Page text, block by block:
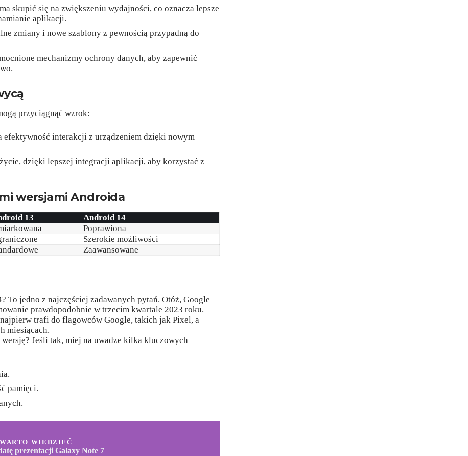
skupić się na zwiększeniu wydajności, co oznacza lepsze
aplikacji.
zmiany i nowe szablony z pewnością przypadną do
mechanizmy ochrony danych, aby zapewnić
przyciągnąć wzrok:
efektywność interakcji z urządzeniem dzięki nowym
dzięki lepszej integracji aplikacji, aby korzystać z
wersjami Androida
13
Android 14
Poprawiona
Szerokie możliwości
Zaawansowane
To jedno z najczęściej zadawanych pytań. Otóż, Google
prawdopodobnie w trzecim kwartale 2023 roku.
trafi do flagowców Google, takich jak Pixel, a
miesiącach.
Jeśli tak, miej na uwadze kilka kluczowych
pamięci.
WIEDZIEĆ
prezentacji Galaxy Note 7